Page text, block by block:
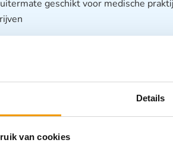
Details
van cookies
geschikt voor medische